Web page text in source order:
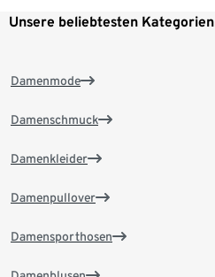
Unsere beliebtesten Kategorien
Damenmode
Damenschmuck
Damenkleider
Damenpullover
Damensporthosen